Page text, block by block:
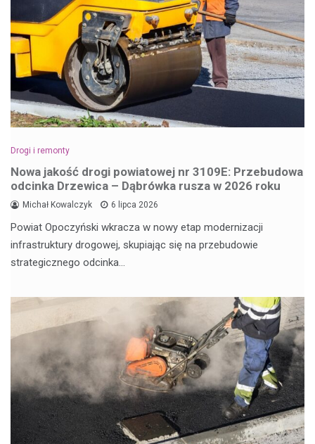
Drogi i remonty
Nowa jakość drogi powiatowej nr 3109E: Przebudowa
odcinka Drzewica – Dąbrówka rusza w 2026 roku
Michał Kowalczyk 6 lipca 2026
Powiat Opoczyński wkracza w nowy etap modernizacji
infrastruktury drogowej, skupiając się na przebudowie
strategicznego odcinka…